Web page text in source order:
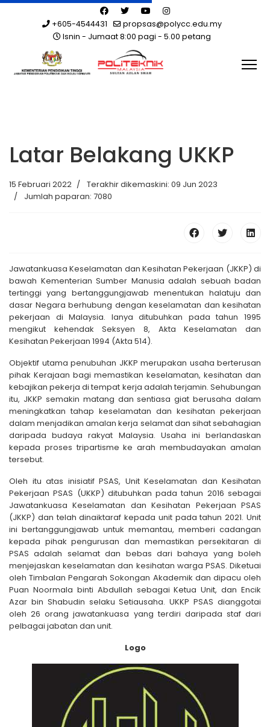
+605-4544431
propsas@polycc.edu.my
Isnin - Jumaat 8:00 pagi - 5.00 petang
Latar Belakang UKKP
15 Februari 2022
Terakhir dikemaskini: 09 Jun 2023
Jumlah paparan: 7080
Jawatankuasa Keselamatan dan Kesihatan Pekerjaan (JKKP) di
bawah Kementerian Sumber Manusia adalah sebuah badan
tertinggi yang bertanggungjawab menentukan halatuju dan
dasar Negara berhubung dengan keselamatan dan kesihatan
pekerjaan di Malaysia. Ianya ditubuhkan pada tahun 1995
mengikut kehendak Seksyen 8, Akta Keselamatan dan
Kesihatan Pekerjaan 1994 (Akta 514).
Objektif utama penubuhan JKKP merupakan usaha berterusan
pihak Kerajaan bagi memastikan keselamatan, kesihatan dan
kebajikan pekerja di tempat kerja adalah terjamin. Sehubungan
itu, JKKP semakin matang dan sentiasa giat berusaha dalam
meningkatkan tahap keselamatan dan kesihatan pekerjaan
dalam menjadikan amalan kerja selamat dan sihat sebahagian
daripada budaya rakyat Malaysia. Usaha ini berlandaskan
kepada proses tripartisme ke arah membudayakan amalan
tersebut.
Oleh itu atas inisiatif PSAS, Unit Keselamatan dan Kesihatan
Pekerjaan PSAS (UKKP) ditubuhkan pada tahun 2016 sebagai
Jawatankuasa Keselamatan dan Kesihatan Pekerjaan PSAS
(JKKP) dan telah dinaiktaraf kepada unit pada tahun 2021. Unit
ini bertanggungjawab untuk memantau, memberi cadangan
kepada pihak pengurusan dan memastikan persekitaran di
PSAS adalah selamat dan bebas dari bahaya yang boleh
menjejaskan keselamatan dan kesihatan warga PSAS. Diketuai
oleh Timbalan Pengarah Sokongan Akademik dan dipacu oleh
Puan Noormala binti Abdullah sebagai Ketua Unit, dan Encik
Azar bin Shabudin selaku Setiausaha. UKKP PSAS dianggotai
oleh 26 orang jawatankuasa yang terdiri daripada staf dari
pelbagai jabatan dan unit.
Logo